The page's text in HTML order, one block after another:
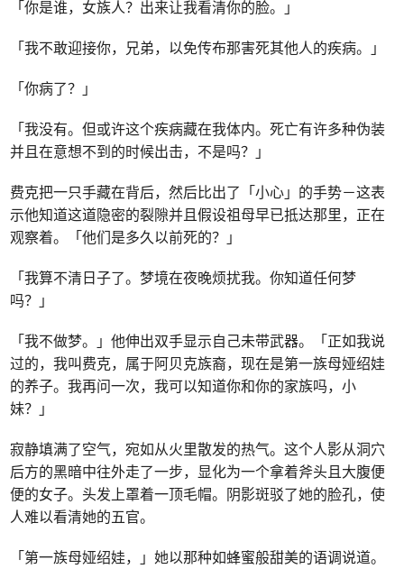
「你是谁，女族人？出来让我看清你的脸。」
「我不敢迎接你，兄弟，以免传布那害死其他人的疾病。」
「你病了？」
「我没有。但或许这个疾病藏在我体内。死亡有许多种伪装
并且在意想不到的时候出击，不是吗？」
费克把一只手藏在背后，然后比出了「小心」的手势－这表
示他知道这道隐密的裂隙并且假设祖母早已抵达那里，正在
观察着。「他们是多久以前死的？」
「我算不清日子了。梦境在夜晚烦扰我。你知道任何梦
吗？」
「我不做梦。」他伸出双手显示自己未带武器。「正如我说
过的，我叫费克，属于阿贝克族裔，现在是第一族母娅绍娃
的养子。我再问一次，我可以知道你和你的家族吗，小
妹？」
寂静填满了空气，宛如从火里散发的热气。这个人影从洞穴
后方的黑暗中往外走了一步，显化为一个拿着斧头且大腹便
便的女子。头发上罩着一顶毛帽。阴影斑驳了她的脸孔，使
人难以看清她的五官。
「第一族母娅绍娃，」她以那种如蜂蜜般甜美的语调说道。